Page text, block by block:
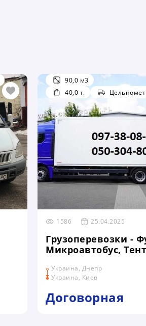
40,0 т. Цельномет
90,0 м3
1586 25.04.2025
Грузоперевозки -
Микроавтобус,
Украина, Днепр
Украина, Киев
Договорная